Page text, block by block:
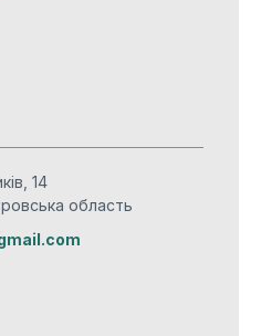
14
область